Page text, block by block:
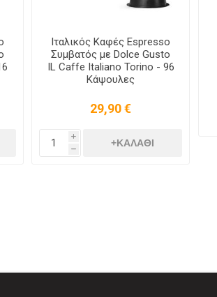
Ιταλικός Καφές Espresso
Συμβατός με Dolce Gusto
IL Caffe Italiano Torino - 96
Κάψουλες
29,90 €
i
h